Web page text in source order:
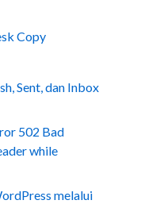
Copy
Sent, dan Inbox
502 Bad
while
melalui